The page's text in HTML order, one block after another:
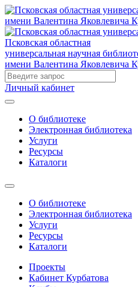
Псковская областная
универсальная научная
имени Валентина Яковлевича
Личный кабинет
О библиотеке
Электронная библиотека
Услуги
Ресурсы
Каталоги
О библиотеке
Электронная библиотека
Услуги
Ресурсы
Каталоги
Проекты
Кабинет Курбатова